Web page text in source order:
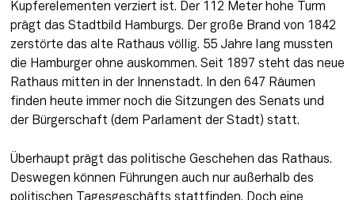
Kupferelementen verziert ist. Der 112 Meter hohe Turm
prägt das Stadtbild Hamburgs. Der große Brand von 1842
zerstörte das alte Rathaus völlig. 55 Jahre lang mussten
die Hamburger ohne auskommen. Seit 1897 steht das neue
Rathaus mitten in der Innenstadt. In den 647 Räumen
finden heute immer noch die Sitzungen des Senats und
der Bürgerschaft (dem Parlament der Stadt) statt.
Überhaupt prägt das politische Geschehen das Rathaus.
Deswegen können Führungen auch nur außerhalb des